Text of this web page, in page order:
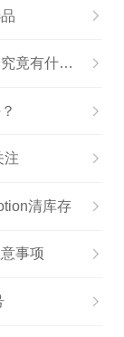
对于亚马逊卖家来说，在平台中设置积分究竟有什么用？
注
清库存
事项